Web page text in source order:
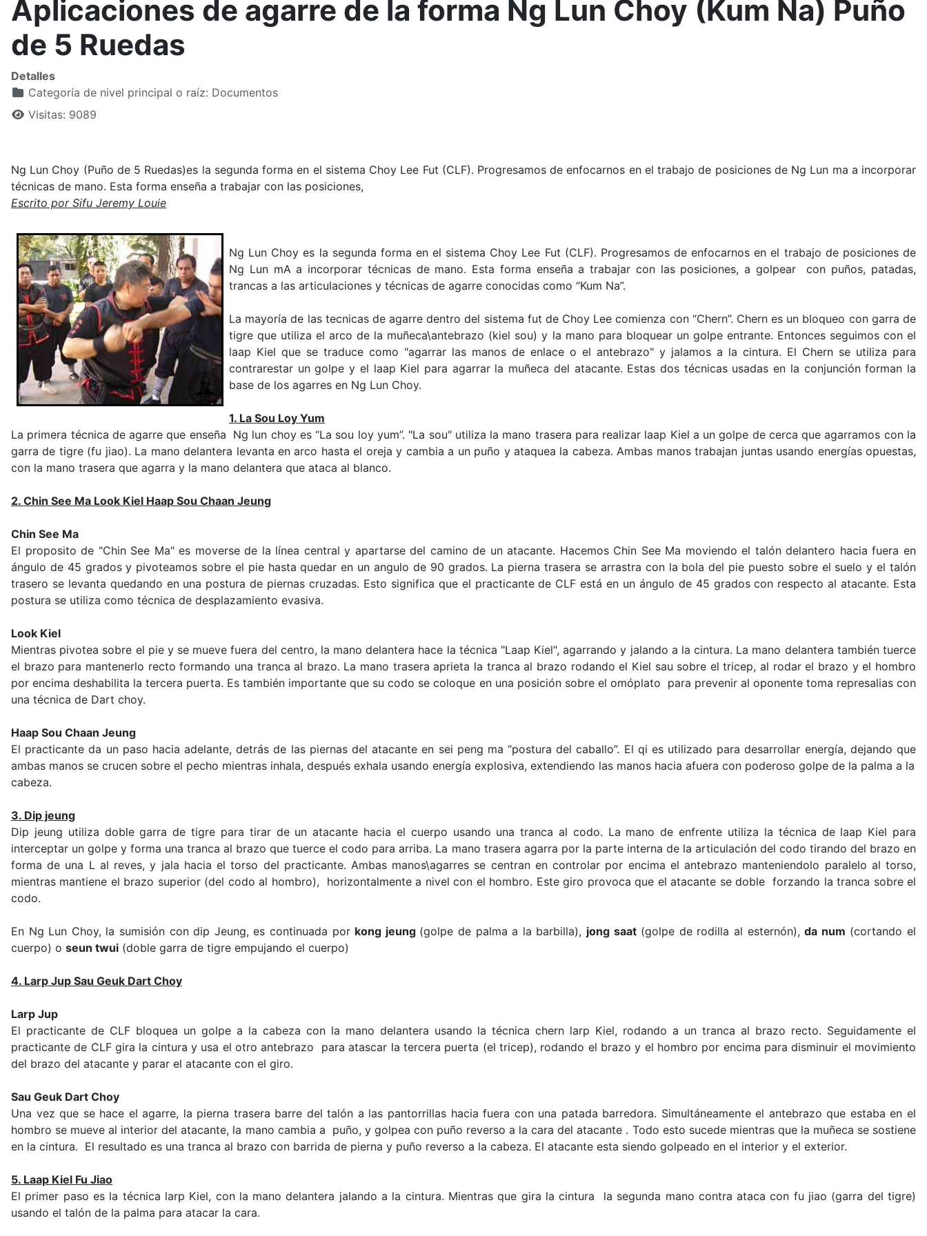
Aplicaciones de agarre de la forma Ng Lun Choy (Kum Na) Puño
de 5 Ruedas
Detalles
Categoría de nivel principal o raíz: Documentos
Visitas: 9089
Ng Lun Choy (Puño de 5 Ruedas)es la segunda forma en el sistema Choy Lee Fut (CLF). Progresamos de enfocarnos en el trabajo de posiciones de Ng Lun ma a incorporar
técnicas de mano. Esta forma enseña a trabajar con las posiciones,
Escrito por Sifu Jeremy Louie
Ng Lun Choy es la segunda forma en el sistema Choy Lee Fut (CLF). Progresamos de enfocarnos en el trabajo de posiciones de
Ng Lun mA a incorporar técnicas de mano. Esta forma enseña a trabajar con las posiciones, a golpear con puños, patadas,
trancas a las articulaciones y técnicas de agarre conocidas como “Kum Na”.
La mayoría de las tecnicas de agarre dentro del sistema fut de Choy Lee comienza con “Chern”. Chern es un bloqueo con garra de
tigre que utiliza el arco de la muñeca\antebrazo (kiel sou) y la mano para bloquear un golpe entrante. Entonces seguimos con el
laap Kiel que se traduce como "agarrar las manos de enlace o el antebrazo" y jalamos a la cintura. El Chern se utiliza para
contrarestar un golpe y el laap Kiel para agarrar la muñeca del atacante. Estas dos técnicas usadas en la conjunción forman la
base de los agarres en Ng Lun Choy.
1. La Sou Loy Yum
La primera técnica de agarre que enseña Ng lun choy es “La sou loy yum”. "La sou" utiliza la mano trasera para realizar laap Kiel a un golpe de cerca que agarramos con la
garra de tigre (fu jiao). La mano delantera levanta en arco hasta el oreja y cambia a un puño y ataquea la cabeza. Ambas manos trabajan juntas usando energías opuestas,
con la mano trasera que agarra y la mano delantera que ataca al blanco.
2. Chin See Ma Look Kiel Haap Sou Chaan Jeung
Chin See Ma
El proposito de "Chin See Ma" es moverse de la línea central y apartarse del camino de un atacante. Hacemos Chin See Ma moviendo el talón delantero hacia fuera en
ángulo de 45 grados y pivoteamos sobre el pie hasta quedar en un angulo de 90 grados. La pierna trasera se arrastra con la bola del pie puesto sobre el suelo y el talón
trasero se levanta quedando en una postura de piernas cruzadas. Esto significa que el practicante de CLF está en un ángulo de 45 grados con respecto al atacante. Esta
postura se utiliza como técnica de desplazamiento evasiva.
Look Kiel
Mientras pivotea sobre el pie y se mueve fuera del centro, la mano delantera hace la técnica "Laap Kiel", agarrando y jalando a la cintura. La mano delantera también tuerce
el brazo para mantenerlo recto formando una tranca al brazo. La mano trasera aprieta la tranca al brazo rodando el Kiel sau sobre el tricep, al rodar el brazo y el hombro
por encima deshabilita la tercera puerta. Es también importante que su codo se coloque en una posición sobre el omóplato para prevenir al oponente toma represalias con
una técnica de Dart choy.
Haap Sou Chaan Jeung
El practicante da un paso hacia adelante, detrás de las piernas del atacante en sei peng ma “postura del caballo”. El qi es utilizado para desarrollar energía, dejando que
ambas manos se crucen sobre el pecho mientras inhala, después exhala usando energía explosiva, extendiendo las manos hacia afuera con poderoso golpe de la palma a la
cabeza.
3. Dip jeung
Dip jeung utiliza doble garra de tigre para tirar de un atacante hacia el cuerpo usando una tranca al codo. La mano de enfrente utiliza la técnica de laap Kiel para
interceptar un golpe y forma una tranca al brazo que tuerce el codo para arriba. La mano trasera agarra por la parte interna de la articulación del codo tirando del brazo en
forma de una L al reves, y jala hacia el torso del practicante. Ambas manos\agarres se centran en controlar por encima el antebrazo manteniendolo paralelo al torso,
mientras mantiene el brazo superior (del codo al hombro), horizontalmente a nivel con el hombro. Este giro provoca que el atacante se doble forzando la tranca sobre el
codo.
En Ng Lun Choy, la sumisión con dip Jeung, es continuada por kong jeung (golpe de palma a la barbilla), jong saat(golpe de rodilla al esternón),da num (cortando el
cuerpo) o seun twui (doble garra de tigre empujando el cuerpo)
4. Larp Jup Sau Geuk Dart Choy
Larp Jup
El practicante de CLF bloquea un golpe a la cabeza con la mano delantera usando la técnica chern larp Kiel, rodando a un tranca al brazo recto. Seguidamente el
practicante de CLF gira la cintura y usa el otro antebrazo para atascar la tercera puerta (el tricep), rodando el brazo y el hombro por encima para disminuir el movimiento
del brazo del atacante y parar el atacante con el giro.
Sau Geuk Dart Choy
Una vez que se hace el agarre, la pierna trasera barre del talón a las pantorrillas hacia fuera con una patada barredora. Simultáneamente el antebrazo que estaba en el
hombro se mueve al interior del atacante, la mano cambia a puño, y golpea con puño reverso a la cara del atacante . Todo esto sucede mientras que la muñeca se sostiene
en la cintura. El resultado es una tranca al brazo con barrida de pierna y puño reverso a la cabeza. El atacante esta siendo golpeado en el interior y el exterior.
5. Laap Kiel Fu Jiao
El primer paso es la técnica larp Kiel, con la mano delantera jalando a la cintura. Mientras que gira la cintura la segunda mano contra ataca con fu jiao (garra del tigre)
usando el talón de la palma para atacar la cara.